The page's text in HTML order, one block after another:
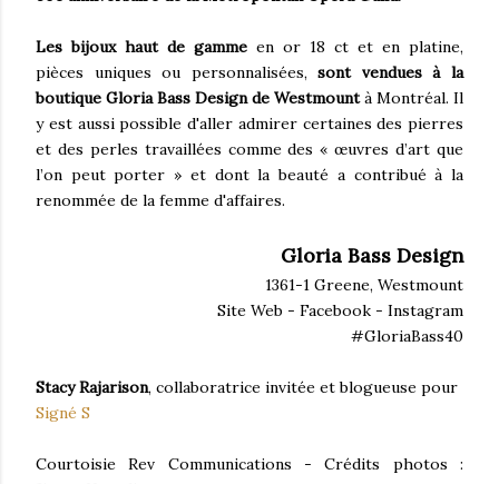
Les bijoux haut de gamme en or 18 ct et en platine,
pièces uniques ou personnalisées,sont vendues à la
boutique Gloria Bass Design de Westmountà Montréal. Il
y est aussi possible d'aller admirer certaines des pierres
et des perles travaillées comme des « œuvres d’art que
l’on peut porter » et dont la beauté a contribué à la
renommée de la femme d'affaires.
Gloria Bass Design
1361-1 Greene, Westmount
Site Web - Facebook - Instagram
#GloriaBass40
Stacy Rajarison, collaboratrice invitée et blogueuse pour
Signé S
Courtoisie Rev Communications - Crédits photos :